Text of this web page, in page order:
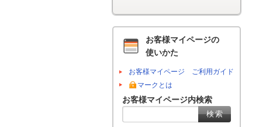
お客様マイページの
使いかた
お客様マイページ ご利用ガイド
マークとは
お客様マイページ内検索